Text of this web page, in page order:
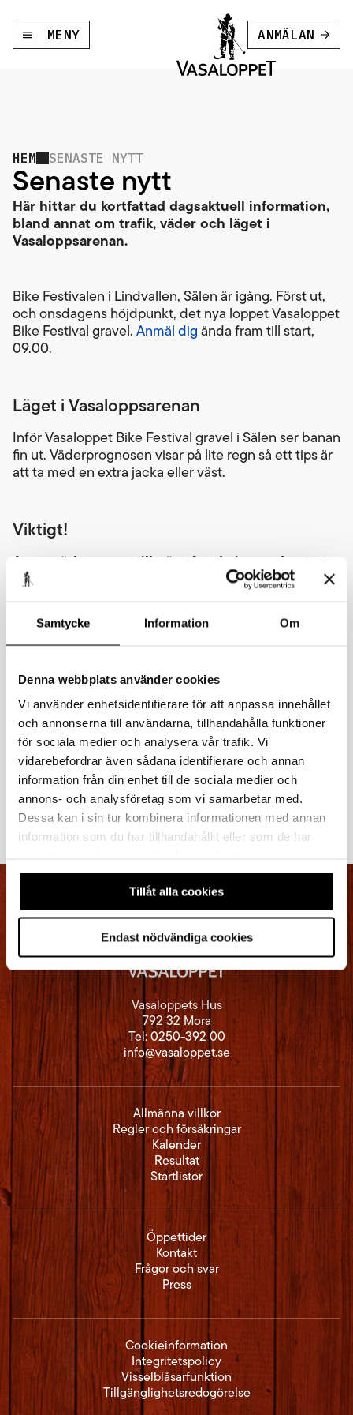
Samtycke Information Om
Denna webbplats använder cookies
Vi använder enhetsidentifierare för att anpassa innehållet
och annonserna till användarna, tillhandahålla funktioner
för sociala medier och analysera vår trafik. Vi
vidarebefordrar även sådana identifierare och annan
information från din enhet till de sociala medier och
annons- och analysföretag som vi samarbetar med.
Dessa kan i sin tur kombinera informationen med annan
information som du har tillhandahållit eller som de har
Tillåt alla cookies
Endast nödvändiga cookies
MENY ANMÄLAN
HEM SENASTE NYTT
Senaste nytt
Här hittar du kortfattad dagsaktuell information,
bland annat om trafik, väder och läget i
Vasaloppsarenan.
Bike Festivalen i Lindvallen, Sälen är igång. Först ut,
och onsdagens höjdpunkt, det nya loppet Vasaloppet
Bike Festival gravel.Anmäl digända fram till start,
09.00.
Läget i Vasaloppsarenan
Inför Vasaloppet Bike Festival gravel i Sälen ser banan
fin ut. Väderprognosen visar på lite regn så ett tips är
att ta med en extra jacka eller väst.
Viktigt!
Ange nödnummer till närstående innan du startar
ditt lopp.
Inför ditt lopp, gå ni på Mina sidor och fyll i namn och
nummer till den person som vi kan kontakta om
något skulle hända dig. Tidigare fanns informationen
på nummerlappen, men nu gäller digital registrering.
Festival gravel och Vasaloppet Bike Festival XCC
ungdom där du fyller i dina uppgifter på
nummerlappen.
Mina sidor
Sidan uppdaterades: 4 augusti 2026
Allmänna villkor
Regler och försäkringar
Kalender
Resultat
Startlistor
Öppettider
Kontakt
Frågor och svar
Press
Cookieinformation
Integritetspolicy
Visselblåsarfunktion
Tillgänglighetsredogörelse
Vasaloppets Hus
792 32 Mora
Tel:0250-392 00
info@vasaloppet.se